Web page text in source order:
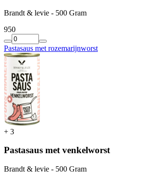
Brandt & levie - 500 Gram
950
Pastasaus met rozemarijnworst
+ 3
Pastasaus met venkelworst
Brandt & levie - 500 Gram